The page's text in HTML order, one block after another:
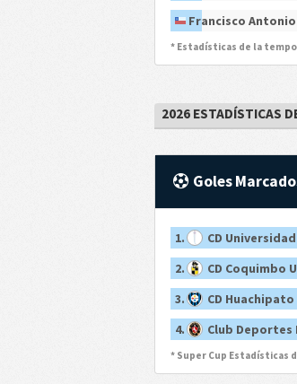
Francisco
* Estadísticas de la
2026 ESTADÍSTICAS
Goles
1.
CD
2.
CD Coquimbo
3.
CD Huachipato
4.
Club Deportes
* Super Cup Estadísticas